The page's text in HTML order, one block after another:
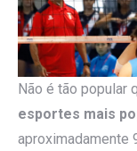
Não é tão popular
esportes mais
aproximadamente